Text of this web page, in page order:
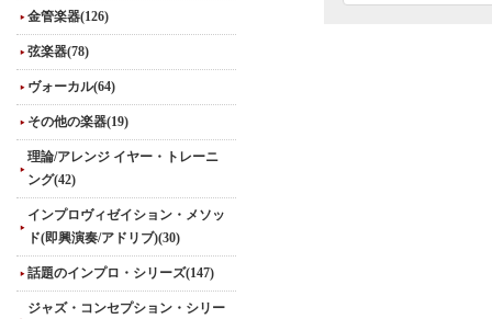
金管楽器(126)
弦楽器(78)
ヴォーカル(64)
その他の楽器(19)
理論/アレンジ イヤー・トレーニ
ング(42)
インプロヴィゼイション・メソッ
ド(即興演奏/アドリブ)(30)
話題のインプロ・シリーズ(147)
ジャズ・コンセプション・シリー